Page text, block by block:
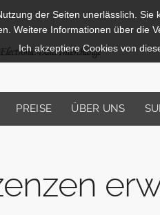
PREISE ÜBER UNS
der Seiten unerlässlich.
Weitere Informationen über die
Ich akzeptiere Cookies von